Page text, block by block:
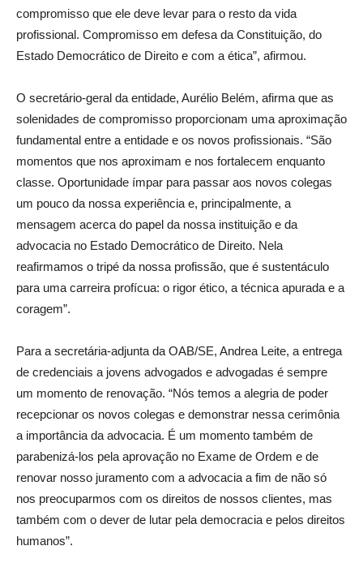
compromisso que ele deve levar para o resto da vida
profissional. Compromisso em defesa da Constituição, do
Estado Democrático de Direito e com a ética”, afirmou.
O secretário-geral da entidade, Aurélio Belém, afirma que as
solenidades de compromisso proporcionam uma aproximação
fundamental entre a entidade e os novos profissionais. “São
momentos que nos aproximam e nos fortalecem enquanto
classe. Oportunidade ímpar para passar aos novos colegas
um pouco da nossa experiência e, principalmente, a
mensagem acerca do papel da nossa instituição e da
advocacia no Estado Democrático de Direito. Nela
reafirmamos o tripé da nossa profissão, que é sustentáculo
para uma carreira profícua: o rigor ético, a técnica apurada e a
coragem”.
Para a secretária-adjunta da OAB/SE, Andrea Leite, a entrega
de credenciais a jovens advogados e advogadas é sempre
um momento de renovação. “Nós temos a alegria de poder
recepcionar os novos colegas e demonstrar nessa cerimônia
a importância da advocacia. É um momento também de
parabenizá-los pela aprovação no Exame de Ordem e de
renovar nosso juramento com a advocacia a fim de não só
nos preocuparmos com os direitos de nossos clientes, mas
também com o dever de lutar pela democracia e pelos direitos
humanos”.